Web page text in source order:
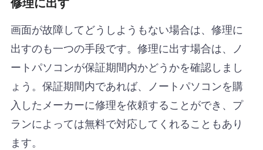
画面が故障してどうしようもない場合は、修理に
出すのも一つの手段です。修理に出す場合は、ノ
ートパソコンが保証期間内かどうかを確認しまし
ょう。保証期間内であれば、ノートパソコンを購
入したメーカーに修理を依頼することができ、プ
ランによっては無料で対応してくれることもあり
ます。